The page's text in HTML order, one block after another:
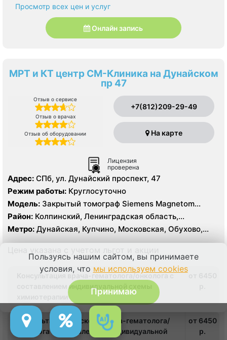
Просмотр всех цен и услуг
Онлайн запись
МРТ и КТ центр СМ-Клиника на Дунайском
пр 47
Отзыв о сервисе
Отзыв о врачах
Отзыв об оборудовании
+7(812)209-29-49
На карте
Лицензия
проверена
Адрес: СПб, ул. Дунайский проспект, 47
Режим работы: Круглосуточно
Модель: Закрытый томограф Siemens Magnetom
Essenza 1.5 Тесла, КТ Siemens Somatom Emotion 16
срезов
Район: Колпинский, Ленинградская область,
Московский, Невский, Пушкинский, Фрунзенский
Метро: Дунайская, Купчино, Московская, Обухово,
Консультация врача-гематолога/онколога с
составлением индивидуальной схемы
Консультация детского врача-гематолога/
онколога с составлением индивидуальной
от 6450
p.
Пользуясь нашим сайтом, вы принимаете
условия, что мы используем cookies
Принимаю